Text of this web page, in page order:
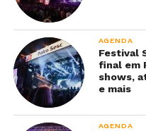
AGENDA
Festival
final em
shows,
e mais
AGENDA